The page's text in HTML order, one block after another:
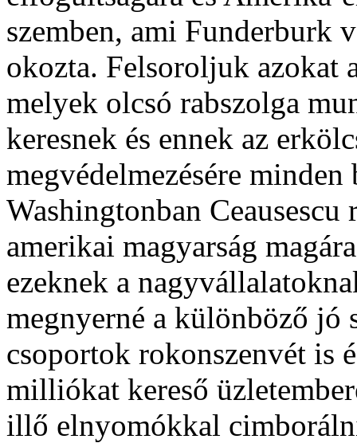
szemben, ami Funderburk
okozta. Felsoroljuk azokat
melyek olcsó rabszolga
keresnek és ennek az
megvédelmezésére
Washingtonban
amerikai magyarság
ezeknek a
megnyerné a különböző jó
csoportok rokonszenvét is
milliókat kereső
illő elnyomókkal